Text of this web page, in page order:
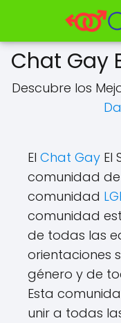
Chat Gay
Descubre los
El Chat Gay El
comunidad
comunidad
comunidad
de todas las
orientaciones
género y de
Esta
unir a todas